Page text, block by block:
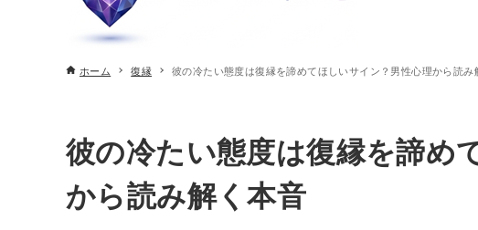
ホーム 復縁 彼の冷たい態度は復縁を諦めてほしいサイン？男性心理から読み
彼の冷たい態度は復縁を諦め
から読み解く本音